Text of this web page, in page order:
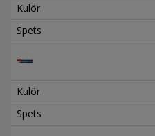
Kulör
Spets
Kulör
Spets